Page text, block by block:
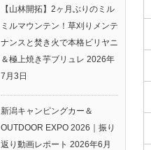
【山林開拓】2ヶ月ぶりのミル
ミルマウンテン！草刈りメンテ
ナンスと焚き火で本格ビリヤニ
＆極上焼き芋ブリュレ 2026年
7月3日
新潟キャンピングカー＆
OUTDOOR EXPO 2026｜振り
返り動画レポート 2026年6月